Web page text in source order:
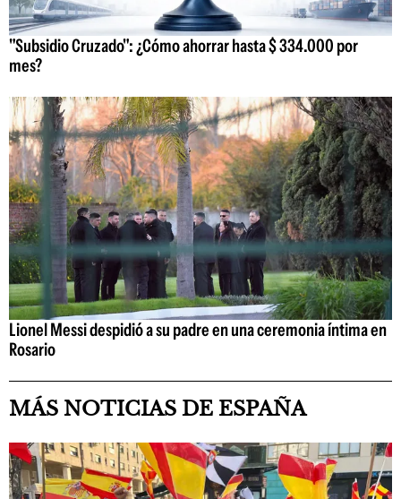
"Subsidio Cruzado": ¿Cómo ahorrar hasta $ 334.000 por
mes?
Lionel Messi despidió a su padre en una ceremonia íntima en
Rosario
MÁS NOTICIAS DE ESPAÑA